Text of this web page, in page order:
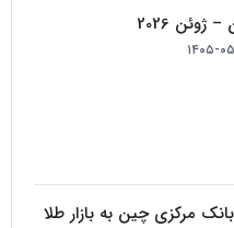
به بازار طلا